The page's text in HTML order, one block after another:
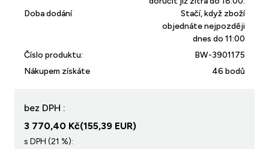
Doba dodání
Stačí, když zboží
objednáte nejpozději
dnes do 11:00
Číslo produktu:
BW-3901175
Nákupem získáte
46 bodů
bez DPH :
3 770,40 Kč(155,39 EUR)
s DPH (21 %):